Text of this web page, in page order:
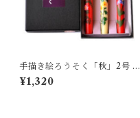
手描き絵ろうそく「秋」2号 ｜
高澤ろうそく店
¥1,320